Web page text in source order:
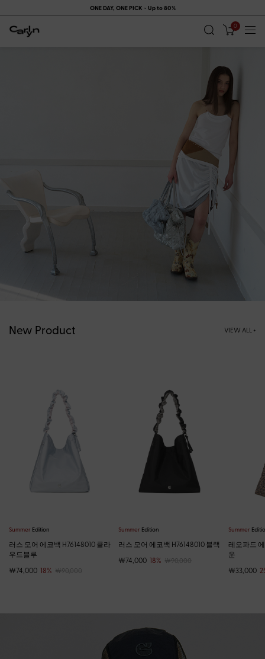
시즌오프 기간에는 멤버십 쿠폰이 제공되지 않습니다.
0
New Product VIEW ALL +
Summer Edition
러스 모어 에코백 H76148010 클라
우드블루
￦74,000 18% ￦90,000
Summer Edition
러스 모어 에코백 H76148010 블랙
￦74,000 18% ￦90,000
Summer
레오파드
운
￦33,000